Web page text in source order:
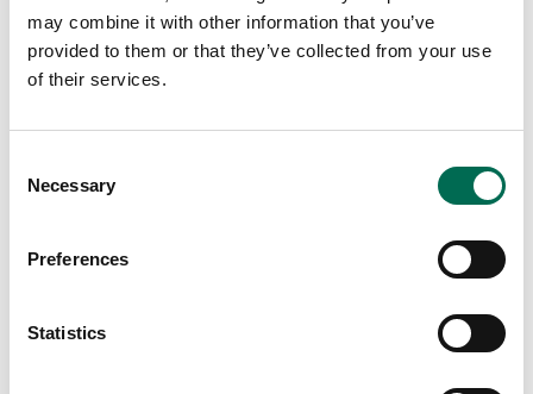
may combine it with other information that you’ve
provided to them or that they’ve collected from your use
of their services.
Selection
Necessary
Preferences
Statistics
Dole
Ready-to-eat Chunky Guacamole